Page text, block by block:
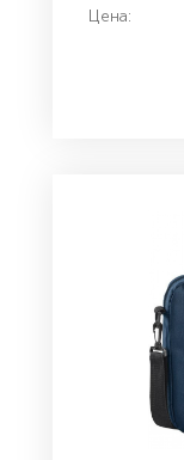
Цена: